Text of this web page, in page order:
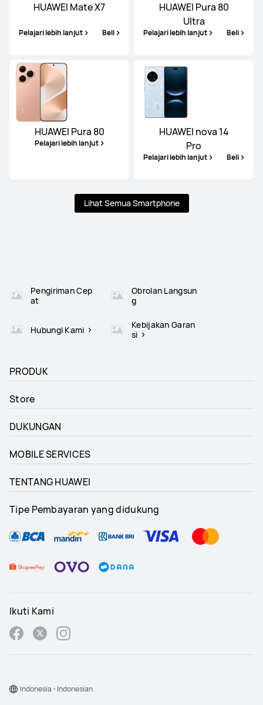
HUAWEI Mate X7
Pelajari lebih lanjut Beli
HUAWEI Pura 80
Ultra
Pelajari lebih lanjut Beli
HUAWEI Pura 80
Pelajari lebih lanjut
HUAWEI nova 14
Pro
Pelajari lebih lanjut Beli
Lihat Semua Smartphone
Pengiriman Cep
at
Obrolan Langsun
g
Hubungi Kami
Kebijakan Garan
si
PRODUK
Store
DUKUNGAN
MOBILE SERVICES
TENTANG HUAWEI
Tipe Pembayaran yang didukung
Ikuti Kami
Indonesia - Indonesian